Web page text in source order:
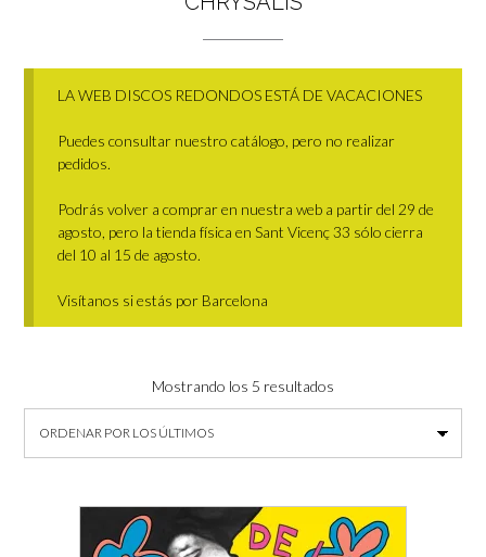
LA WEB DISCOS REDONDOS ESTÁ DE VACACIONES
Puedes consultar nuestro catálogo, pero no realizar
pedidos.
Podrás volver a comprar en nuestra web a partir del 29 de
agosto, pero la tienda física en Sant Vicenç 33 sólo cierra
del 10 al 15 de agosto.
Visítanos si estás por Barcelona
Mostrando los 5 resultados
por
últimos